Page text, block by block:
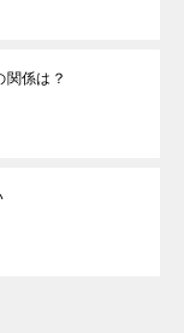
関係は？